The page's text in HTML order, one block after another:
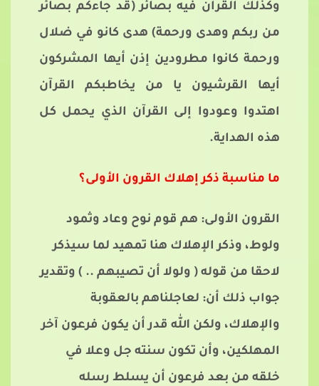
وكذلك القرآن فيه بصائر (قد جاءكم بصائر
من ربكم وهدى ورحمة) هدى كانو في ضلال
ورحمة كانوا مطرودين إذن أيها المشركون
أيها القرشيون يا من يخاطبكم القرآن
اهتدوا وعودوا إلى القرآن الذي يحمل كل
هذه الهداية.
ما مناسبة ذكر إهلاك القرون الأولى؟
القرون الأولى: هم قوم نوح وعاد وثمود
ولوط، وذكر الإهلاك هنا تمهيد لما سيذكر
لاحقا من قوله ( ولولا أن تصيبهم .. ) وتقدير
جواب ذلك أن: لعاجلناهم بالعقوبة
والإهلاك، ولكن الله قدر أن يكون فرعون آخر
المهلكين، وأن تكون سنته جل وعلا في
خلقه من بعد فرعون أن يسلط رسله